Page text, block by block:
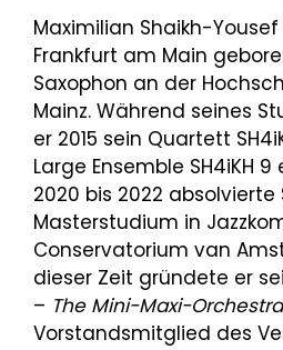
Maximilian Shaikh-Yousef
Frankfurt am Main
Saxophon an der
Mainz. Während seines
er 2015 sein Quartett
Large Ensemble SH4iKH
2020 bis 2022
Masterstudium in
Conservatorium van
dieser Zeit gründete er
– The Mini-Maxi-Orchestra
Vorstandsmitglied des